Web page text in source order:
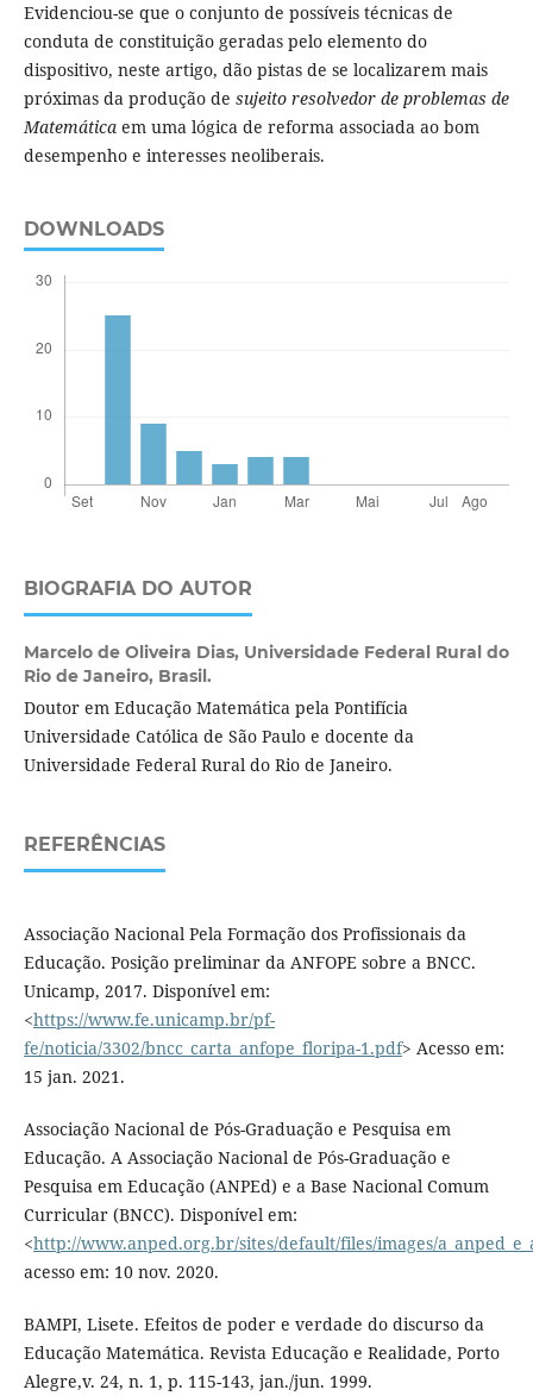
Evidenciou-se que o conjunto de possíveis técnicas de
conduta de constituição geradas pelo elemento do
dispositivo, neste artigo, dão pistas de se localizarem mais
próximas da produção de sujeito resolvedor de problemas de
Matemáticaem uma lógica de reforma associada ao bom
desempenho e interesses neoliberais.
DOWNLOADS
BIOGRAFIA DO AUTOR
Marcelo de Oliveira Dias, Universidade Federal Rural do
Rio de Janeiro, Brasil.
Doutor em Educação Matemática pela Pontifícia
Universidade Católica de São Paulo e docente da
Universidade Federal Rural do Rio de Janeiro.
REFERÊNCIAS
Associação Nacional Pela Formação dos Profissionais da
Educação. Posição preliminar da ANFOPE sobre a BNCC.
Unicamp, 2017. Disponível em:
<https://www.fe.unicamp.br/pf-
fe/noticia/3302/bncc_carta_anfope_floripa-1.pdf> Acesso em:
15 jan. 2021.
Associação Nacional de Pós-Graduação e Pesquisa em
Educação. A Associação Nacional de Pós-Graduação e
Pesquisa em Educação (ANPEd) e a Base Nacional Comum
Curricular (BNCC). Disponível em:
<http://www.anped.org.br/sites/default/files/images/
acesso em: 10 nov. 2020.
BAMPI, Lisete. Efeitos de poder e verdade do discurso da
Educação Matemática. Revista Educação e Realidade, Porto
Alegre,v. 24, n. 1, p. 115-143, jan./jun. 1999.